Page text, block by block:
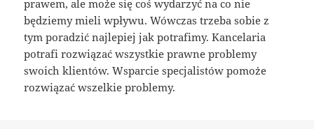
prawem, ale może się coś wydarzyć na co nie
będziemy mieli wpływu. Wówczas trzeba sobie z
tym poradzić najlepiej jak potrafimy. Kancelaria
potrafi rozwiązać wszystkie prawne problemy
swoich klientów. Wsparcie specjalistów pomoże
rozwiązać wszelkie problemy.